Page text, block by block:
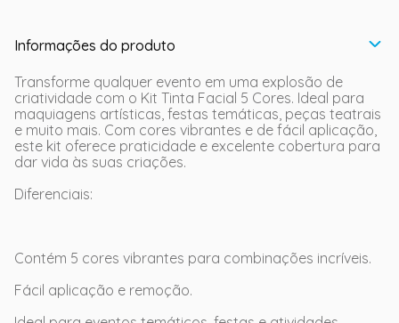
Informações do produto
Transforme qualquer evento em uma explosão de
criatividade com o Kit Tinta Facial 5 Cores. Ideal para
maquiagens artísticas, festas temáticas, peças teatrais
e muito mais. Com cores vibrantes e de fácil aplicação,
este kit oferece praticidade e excelente cobertura para
dar vida às suas criações.
Diferenciais:
Contém 5 cores vibrantes para combinações incríveis.
Fácil aplicação e remoção.